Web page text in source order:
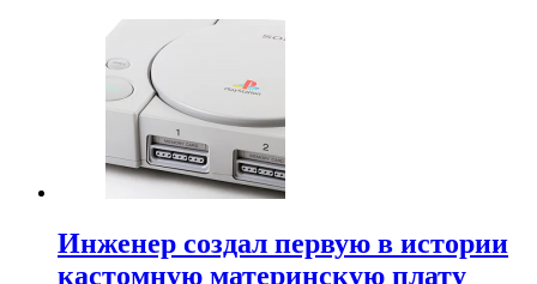
Инженер создал первую в истории
кастомную материнскую плату